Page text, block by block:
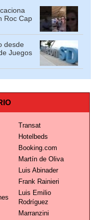
Roc Cap
desde
Juegos
Transat
Hotelbeds
Booking.com
Martín de Oliva
Luis Abinader
Frank Rainieri
Luis Emilio
Rodríguez
Marranzini